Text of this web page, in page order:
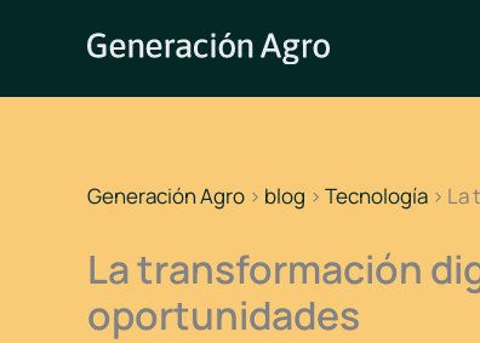
Generación Agro > blog > Tecnología > La
La transformación
oportunidades